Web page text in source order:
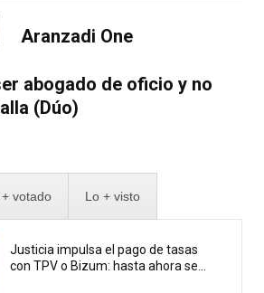
Aranzadi One
abogado de oficio y no
(Dúo)
votado Lo + visto
Justicia impulsa el pago de tasas
con TPV o Bizum: hasta ahora se...